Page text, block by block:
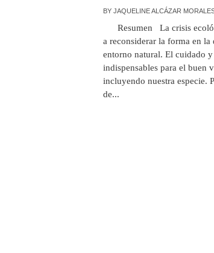
BY JAQUELINE ALCÁZAR
Resumen La crisis
a reconsiderar la forma en la
entorno natural. El cuidado
indispensables para el buen
incluyendo nuestra especie.
de...